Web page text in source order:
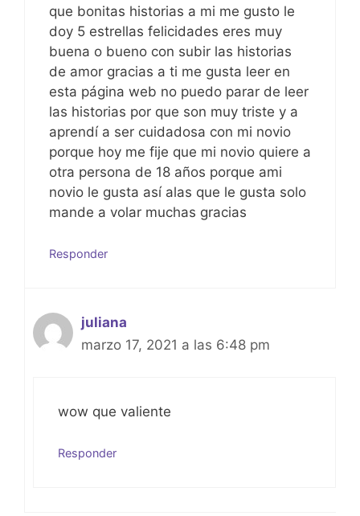
que bonitas historias a mi me gusto le
doy 5 estrellas felicidades eres muy
buena o bueno con subir las historias
de amor gracias a ti me gusta leer en
esta página web no puedo parar de leer
las historias por que son muy triste y a
aprendí a ser cuidadosa con mi novio
porque hoy me fije que mi novio quiere a
otra persona de 18 años porque ami
novio le gusta así alas que le gusta solo
mande a volar muchas gracias
Responder
juliana
marzo 17, 2021 a las 6:48 pm
wow que valiente
Responder